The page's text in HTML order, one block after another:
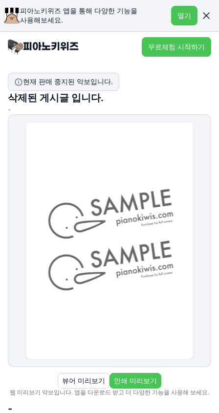
피아노키위즈 앱을 통해 다양한 기능을
사용해보세요.
열기
무료체험 시작하기
현재 판매 중지된 악보입니다.
삭제된 게시글 입니다.
-
웹 미리보기 악보입니다. 앱을 다운로드 받고 더 다양한 기능을 사용해 보세요.
뷰어 미리보기 인쇄 미리보기
-